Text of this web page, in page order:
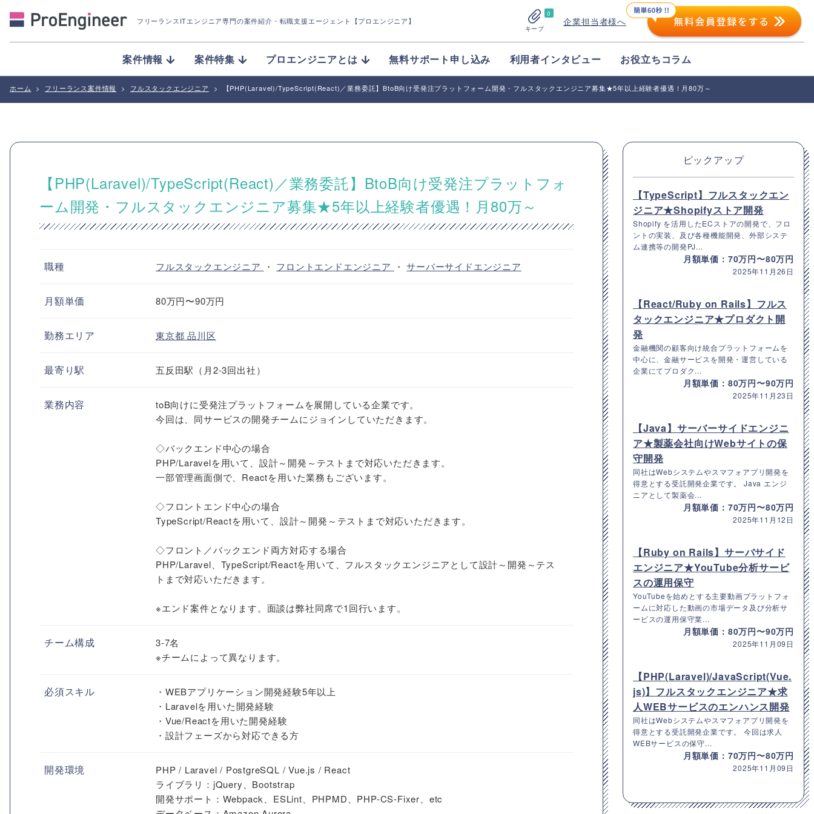
フリーランスITエンジニア専門の案件紹介 ・転職支援エージェント【プロエンジニア】
0
キープ
企業担当者様へ
案件情報 案件特集 プロエンジニアとは 無料サポート申し込み 利用者インタビュー お役立ちコラム
ホーム > フリーランス案件情報 > フルスタックエンジニア > 【PHP(Laravel)/TypeScript(React)／業務委託】BtoB向け受発注プラットフォーム開発・フルスタックエンジニア募集★5年以上経験者優遇！月80万～
【PHP(Laravel)/TypeScript(React)／業務委託】BtoB向け受発注プラットフォ
ーム開発・フルスタックエンジニア募集★5年以上経験者優遇！月80万～
職種 フルスタックエンジニア ・ フロントエンドエンジニア ・サーバーサイドエンジニア
月額単価 80万円〜90万円
勤務エリア 東京都品川区
最寄り駅 五反田駅（月2-3回出社）
業務内容
toB向けに受発注プラットフォームを展開している企業です。
今回は、同サービスの開発チームにジョインしていただきます。
◇バックエンド中心の場合
PHP/Laravelを用いて、設計～開発～テストまで対応いただきます。
一部管理画面側で、Reactを用いた業務もございます。
◇フロントエンド中心の場合
TypeScript/Reactを用いて、設計～開発～テストまで対応いただきます。
◇フロント／バックエンド両方対応する場合
PHP/Laravel、TypeScript/Reactを用いて、フルスタックエンジニアとして設計～開発～テス
トまで対応いただきます。
※エンド案件となります。面談は弊社同席で1回行います。
チーム構成
3-7名
※チームによって異なります。
必須スキル
・WEBアプリケーション開発経験5年以上
・Laravelを用いた開発経験
・Vue/Reactを用いた開発経験
・設計フェーズから対応できる方
開発環境
PHP / Laravel / PostgreSQL / Vue.js / React
ライブラリ：jQuery、Bootstrap
開発サポート：Webpack、ESLint、PHPMD、PHP-CS-Fixer、etc
ピックアップ
【TypeScript】フルスタックエン
ジニア★Shopifyストア開発
Shopify を活用したECストアの開発で、フロ
ントの実装、及び各種機能開発、外部システ
ム連携等の開発PJ...
月額単価：70万円〜80万円
2025年11月26日
【React/Ruby on Rails】フルス
タックエンジニア★プロダクト開
発
金融機関の顧客向け統合プラットフォームを
中心に、金融サービスを開発・運営している
企業にてプロダク...
月額単価：80万円〜90万円
2025年11月23日
【Java】サーバーサイドエンジニ
ア★製薬会社向けWebサイトの保
守開発
同社はWebシステムやスマフォアプリ開発を
得意とする受託開発企業です。 Java エンジ
ニアとして製薬会...
月額単価：70万円〜80万円
2025年11月12日
【Ruby on Rails】サーバサイド
エンジニア★YouTube分析サービ
スの運用保守
YouTubeを始めとする主要動画プラットフォ
ームに対応した動画の市場データ及び分析サ
ービスの運用保守業...
月額単価：80万円〜90万円
2025年11月09日
【PHP(Laravel)/JavaScript(Vue.
js)】フルスタックエンジニア★求
人WEBサービスのエンハンス開発
同社はWebシステムやスマフォアプリ開発を
得意とする受託開発企業です。 今回は求人
WEBサービスの保守...
月額単価：70万円〜80万円
2025年11月09日